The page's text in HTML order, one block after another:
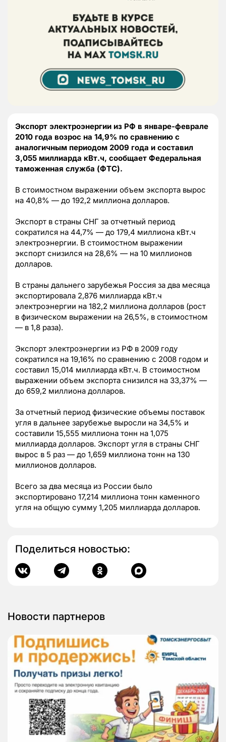
Экспорт электроэнергии из РФ в январе-феврале
2010 года возрос на 14,9% по сравнению с
аналогичным периодом 2009 года и составил
3,055 миллиарда кВт.ч, сообщает Федеральная
таможенная служба (ФТС).
В стоимостном выражении объем экспорта вырос
на 40,8% — до 192,2 миллиона долларов.
Экспорт в страны СНГ за отчетный период
сократился на 44,7% — до 179,4 миллиона кВт.ч
электроэнергии. В стоимостном выражении
экспорт снизился на 28,6% — на 10 миллионов
долларов.
В страны дальнего зарубежья Россия за два месяца
экспортировала 2,876 миллиарда кВт.ч
электроэнергии на 182,2 миллиона долларов (рост
в физическом выражении на 26,5%, в стоимостном
— в 1,8 раза).
Экспорт электроэнергии из РФ в 2009 году
сократился на 19,16% по сравнению с 2008 годом и
составил 15,014 миллиарда кВт.ч. В стоимостном
выражении объем экспорта снизился на 33,37% —
до 659,2 миллиона долларов.
За отчетный период физические объемы поставок
угля в дальнее зарубежье выросли на 34,5% и
составили 15,555 миллиона тонн на 1,075
миллиарда долларов. Экспорт угля в страны СНГ
вырос в 5 раз — до 1,659 миллиона тонн на 130
миллионов долларов.
Всего за два месяца из России было
экспортировано 17,214 миллиона тонн каменного
угля на общую сумму 1,205 миллиарда долларов.
Поделиться новостью:
Новости партнеров